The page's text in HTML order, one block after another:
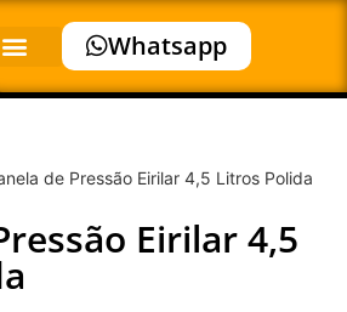
Whatsapp
de Pressão Eirilar 4,5 Litros Polida
Eirilar 4,5